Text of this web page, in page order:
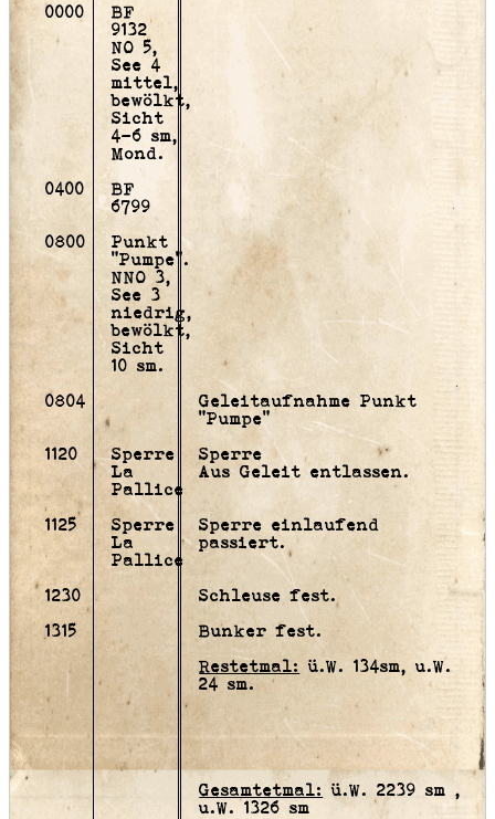
0000
BF
9132
NO 5,
See 4
mittel,
bewölkt,
Sicht
4-6 sm,
Mond.
0400
BF
6799
0800
Punkt
"Pumpe".
NNO 3,
See 3
niedrig,
bewölkt,
Sicht
10 sm.
0804
Geleitaufnahme Punkt
"Pumpe"
1120
Sperre
La
Pallice
Sperre
Aus Geleit entlassen.
1125
Sperre
La
Pallice
Sperre einlaufend
passiert.
1230
Schleuse fest.
1315
Bunker fest.
Restetmal: ü.W. 134sm, u.W.
24 sm.
Gesamtetmal: ü.W. 2239 sm ,
u.W. 1326 sm